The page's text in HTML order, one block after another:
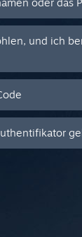
und ich